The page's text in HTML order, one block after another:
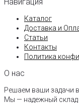
Каталог
Доставка и
Статьи
Контакты
Политика
О нас
Решаем ваши задачи
Мы — надежный склад